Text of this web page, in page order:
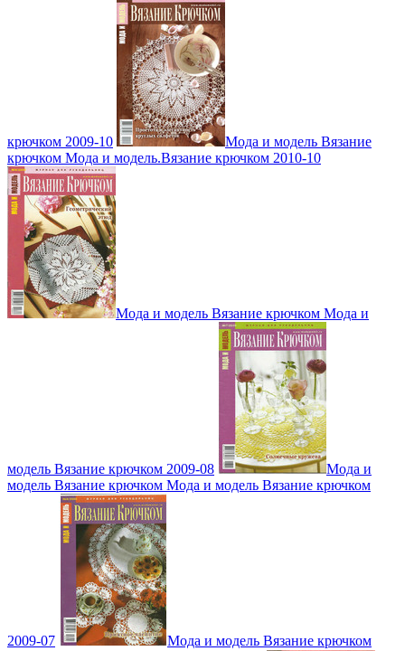
крючком 2009-10
Мода и модель Вязание
крючком Мода и модель.Вязание крючком 2010-10
Мода и модель Вязание крючком Мода и
модель Вязание крючком 2009-08
Мода и
модель Вязание крючком Мода и модель Вязание крючком
2009-07 Мода и модель Вязание крючком